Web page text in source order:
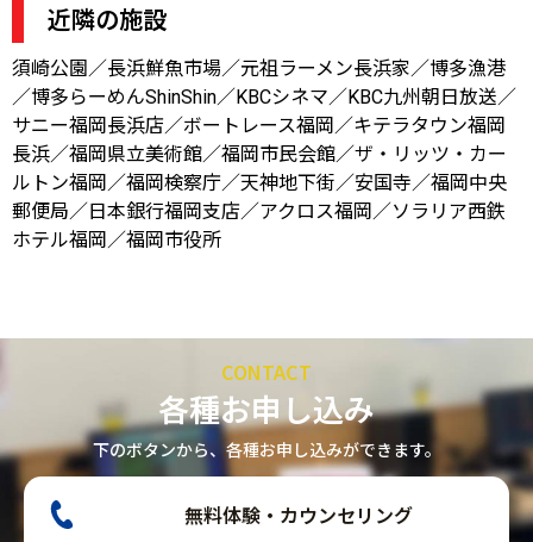
近隣の施設
須崎公園／長浜鮮魚市場／元祖ラーメン長浜家／博多漁港
／博多らーめんShinShin／KBCシネマ／KBC九州朝日放送／
サニー福岡長浜店／ボートレース福岡／キテラタウン福岡
長浜／福岡県立美術館／福岡市民会館／ザ・リッツ・カー
ルトン福岡／福岡検察庁／天神地下街／安国寺／福岡中央
郵便局／日本銀行福岡支店／アクロス福岡／ソラリア西鉄
ホテル福岡／福岡市役所
CONTACT
各種お申し込み
下のボタンから、各種お申し込みができます。
無料体験・カウンセリング